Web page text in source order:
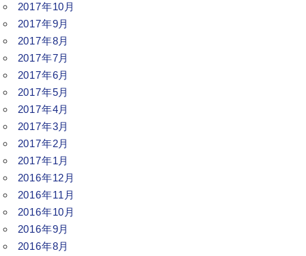
2017年10月
2017年9月
2017年8月
2017年7月
2017年6月
2017年5月
2017年4月
2017年3月
2017年2月
2017年1月
2016年12月
2016年11月
2016年10月
2016年9月
2016年8月